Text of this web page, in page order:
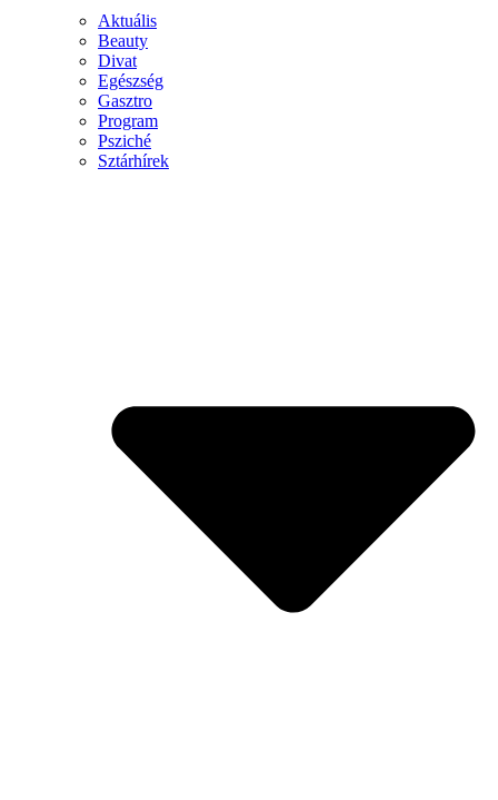
Aktuális
Beauty
Divat
Egészség
Gasztro
Program
Psziché
Sztárhírek